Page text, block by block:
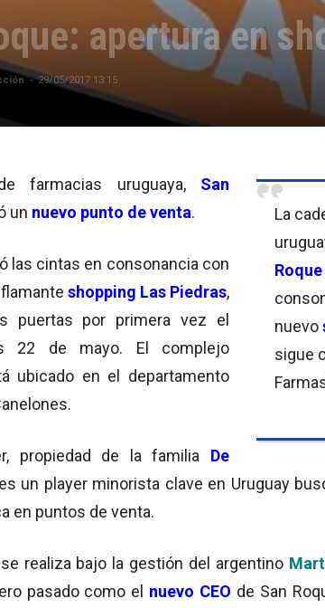
apertura en
- 29/05/2017 13:15
La
Roque
nuevo
sigue
farmacias uruguaya,San
un nuevo punto de venta.
las cintas en consonancia con
shopping Las Piedras,
puertas por primera vez el
22 de mayo. El complejo
ubicado en el departamento
propiedad de la familia De
un player minorista clave en Uruguay
en puntos de venta.
realiza bajo la gestión del argentino
pasado como el nuevo CEO de San